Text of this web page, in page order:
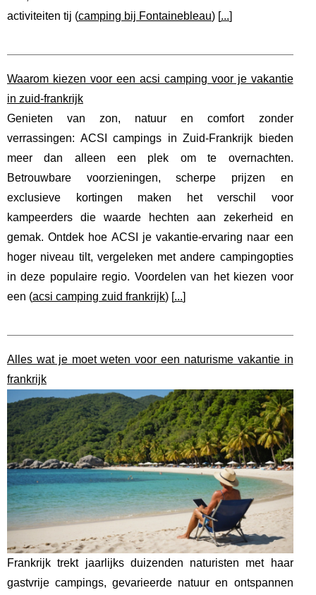
activiteiten tij (camping bij Fontainebleau) [...]
Waarom kiezen voor een acsi camping voor je vakantie
in zuid-frankrijk
Genieten van zon, natuur en comfort zonder
verrassingen: ACSI campings in Zuid-Frankrijk bieden
meer dan alleen een plek om te overnachten.
Betrouwbare voorzieningen, scherpe prijzen en
exclusieve kortingen maken het verschil voor
kampeerders die waarde hechten aan zekerheid en
gemak. Ontdek hoe ACSI je vakantie-ervaring naar een
hoger niveau tilt, vergeleken met andere campingopties
in deze populaire regio. Voordelen van het kiezen voor
een (acsi camping zuid frankrijk) [...]
Alles wat je moet weten voor een naturisme vakantie in
frankrijk
Frankrijk trekt jaarlijks duizenden naturisten met haar
gastvrije campings, gevarieerde natuur en ontspannen